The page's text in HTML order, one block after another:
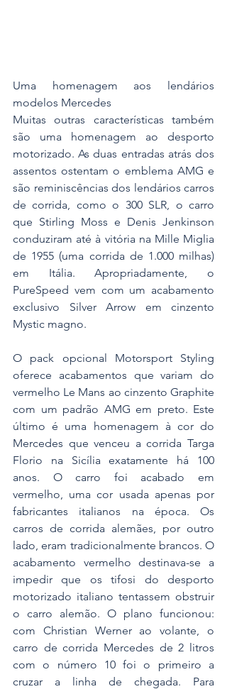
Uma homenagem aos lendários
modelos Mercedes
Muitas outras características também
são uma homenagem ao desporto
motorizado. As duas entradas atrás dos
assentos ostentam o emblema AMG e
são reminiscências dos lendários carros
de corrida, como o 300 SLR, o carro
que Stirling Moss e Denis Jenkinson
conduziram até à vitória na Mille Miglia
de 1955 (uma corrida de 1.000 milhas)
em Itália. Apropriadamente, o
PureSpeed vem com um acabamento
exclusivo Silver Arrow em cinzento
Mystic magno.
O pack opcional Motorsport Styling
oferece acabamentos que variam do
vermelho Le Mans ao cinzento Graphite
com um padrão AMG em preto. Este
último é uma homenagem à cor do
Mercedes que venceu a corrida Targa
Florio na Sicília exatamente há 100
anos. O carro foi acabado em
vermelho, uma cor usada apenas por
fabricantes italianos na época. Os
carros de corrida alemães, por outro
lado, eram tradicionalmente brancos. O
acabamento vermelho destinava-se a
impedir que os tifosi do desporto
motorizado italiano tentassem obstruir
o carro alemão. O plano funcionou:
com Christian Werner ao volante, o
carro de corrida Mercedes de 2 litros
com o número 10 foi o primeiro a
cruzar a linha de chegada. Para